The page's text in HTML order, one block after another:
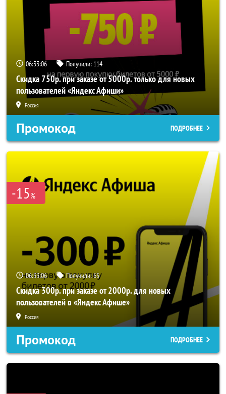
06:33:05 Получили: 114
Скидка 750р. при заказе от 5000р. только для новых
пользователей «Яндекс Афиши»
Россия
Промокод ПОДРОБНЕЕ
-15%
06:33:05 Получили:65
Скидка 300р. при заказе от 2000р. для новых
пользователей в «Яндекс Афише»
Россия
Промокод ПОДРОБНЕЕ